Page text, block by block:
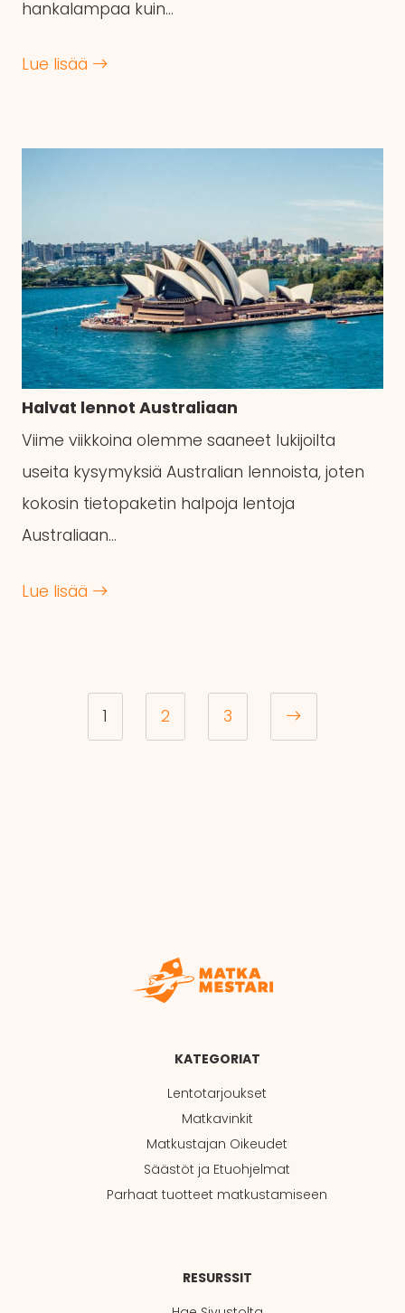
hankalampaa kuin…
Lue lisää
Halvat lennot Australiaan
Viime viikkoina olemme saaneet lukijoilta
useita kysymyksiä Australian lennoista, joten
kokosin tietopaketin halpoja lentoja
Australiaan…
Lue lisää
1 2 3
KATEGORIAT
Lentotarjoukset
Matkavinkit
Matkustajan Oikeudet
Säästöt ja Etuohjelmat
Parhaat tuotteet matkustamiseen
RESURSSIT